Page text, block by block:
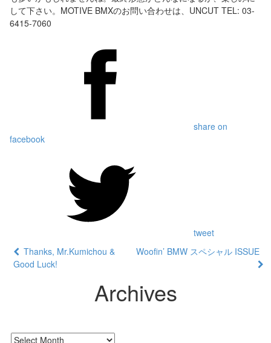
して下さい。MOTIVE BMXのお問い合わせは、UNCUT TEL: 03-
6415-7060
share on
facebook
tweet
Thanks, Mr.Kumichou &
Good Luck!
Woofin’ BMW スペシャル ISSUE
Archives